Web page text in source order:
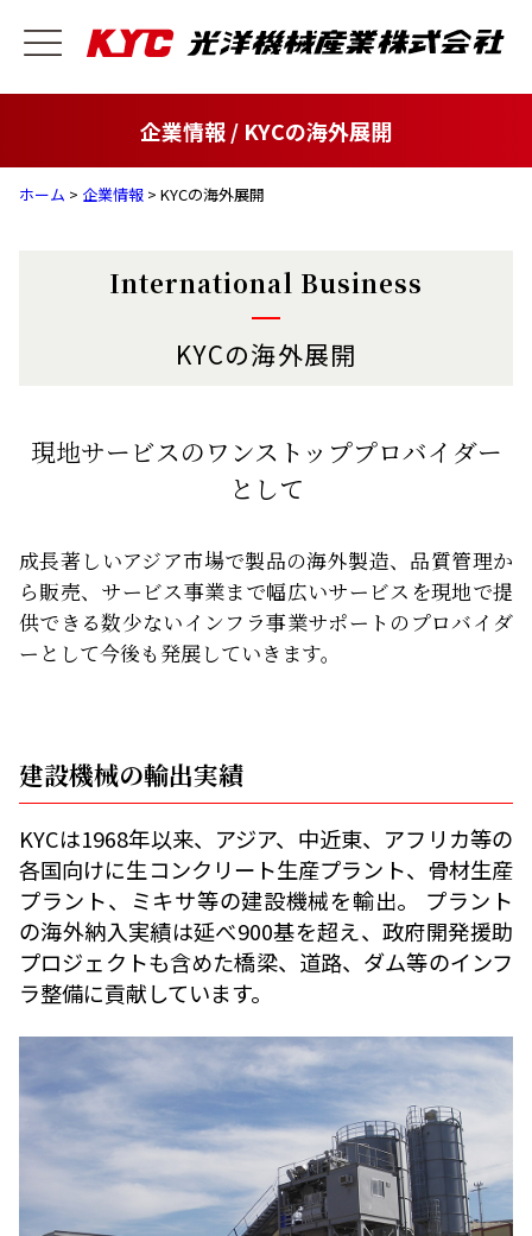
企業情報 / KYCの海外展開
ホーム > 企業情報 > KYCの海外展開
International Business
KYCの海外展開
現地サービスのワンストッププロバイダー
として
成長著しいアジア市場で製品の海外製造、品質管理か
ら販売、サービス事業まで幅広いサービスを現地で提
供できる数少ないインフラ事業サポートのプロバイダ
ーとして今後も発展していきます。
建設機械の輸出実績
KYCは1968年以来、アジア、中近東、アフリカ等の
各国向けに生コンクリート生産プラント、骨材生産
プラント、ミキサ等の建設機械を輸出。 プラント
の海外納入実績は延べ900基を超え、政府開発援助
プロジェクトも含めた橋梁、道路、ダム等のインフ
ラ整備に貢献しています。